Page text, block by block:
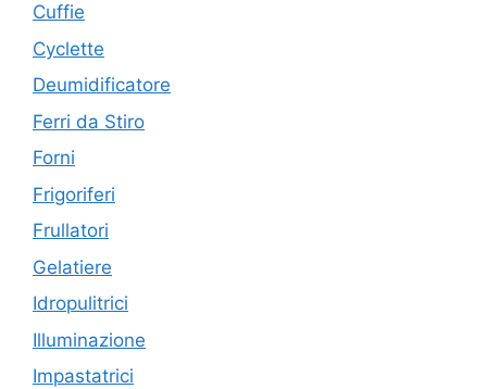
Cuffie
Cyclette
Deumidificatore
Ferri da Stiro
Forni
Frigoriferi
Frullatori
Gelatiere
Idropulitrici
Illuminazione
Impastatrici